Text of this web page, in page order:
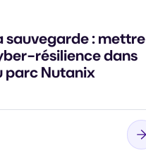
sauvegarde : mettre
résilience dans
parc Nutanix